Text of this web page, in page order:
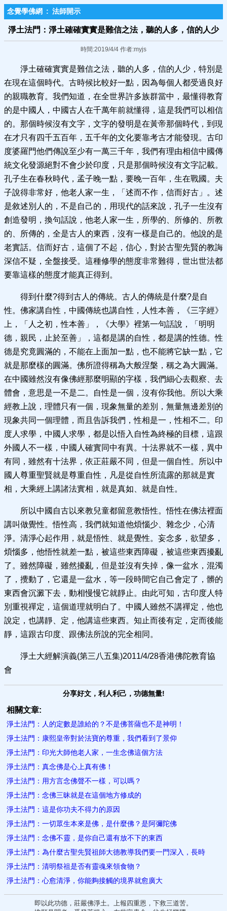
念覺學佛網 : 法師開示
淨土法門：淨土確確實實是難信之法，聽的人多，信的人少
時間:2019/4/4 作者:myjs
淨土確確實實是難信之法，聽的人多，信的人少，特別是
在現在這個時代。古時候比較好一點，因為每個人都受過良好
的親職教育。我們知道，在全世界許多族群當中，最懂得教育
的是中國人，中國古人在千萬年前就懂得，這是我們可以相信
的。那個時候沒有文字，文字的發明是在黃帝那個時代，到現
在才只有四千五百年，五千年的文化要靠考古才能發現。古印
度婆羅門他們傳說至少有一萬三千年，我們有理由相信中國傳
統文化發源絕對不會少於印度，只是那個時候沒有文字記載。
孔子生在春秋時代，孟子晚一點，要晚一百年，生在戰國。夫
子說得非常好，他老人家一生，「述而不作，信而好古」。述
是敘述別人的，不是自己的，用現代的話來說，孔子一生沒有
創造發明，換句話說，他老人家一生，所學的、所修的、所教
的、所傳的，全是古人的東西，沒有一樣是自己的。他說的是
老實話。信而好古，這個了不起，信心，對於古聖先賢的教誨
深信不疑，全盤接受。這種修學的態度非常難得，世出世法都
要靠這樣的態度才能真正得到。
得到什麼?得到古人的傳統。古人的傳統是什麼?是自
性。佛家講自性，中國傳統也講自性，人性本善，《三字經》
上，「人之初，性本善」，《大學》裡第一句話說，「明明
德，親民，止於至善」，這都是講的自性，都是講的性德。性
德是究竟圓滿的，不能在上面加一點，也不能將它缺一點，它
就是那麼樣的圓滿。佛所證得稱為大般涅槃，稱之為大圓滿。
在中國雖然沒有像佛經那麼明顯的字樣，我們細心去觀察、去
體會，意思是一不是二。自性是一個，沒有你我他。所以大乘
經教上說，理體只有一個，現象無量的差別，無量無邊差別的
現象共同一個理體，而且告訴我們，性相是一，性相不二。印
度人求學，中國人求學，都是以悟入自性為終極的目標，這跟
外國人不一樣，中國人確實同中有異。十法界就不一樣，異中
有同，雖然有十法界，依正莊嚴不同，但是一個自性。所以中
國人尊重聖賢就是尊重自性，凡是從自性所流露的那就是實
相，大乘經上講諸法實相，就是真如、就是自性。
所以中國自古以來教兒童都留意教悟性。悟性在佛法裡面
講叫做覺性。悟性高，我們就知道他煩惱少、雜念少，心清
淨。清淨心起作用，就是悟性、就是覺性。妄念多，欲望多，
煩惱多，他悟性就差一點，被這些東西障礙，被這些東西擾亂
了。雖然障礙，雖然擾亂，但是並沒有失掉，像一盆水，混濁
了，攪動了，它還是一盆水，等一段時間它自己會定了，髒的
東西會沉澱下去，動相慢慢它就靜止。由此可知，古印度人特
別重視禪定，這個道理就明白了。中國人雖然不講禪定，他也
說定，也講靜、定，他講這些東西。知止而後有定，定而後能
靜，這跟古印度、跟佛法所說的完全相同。
淨土大經解演義(第三八五集)2011/4/28香港佛陀教育協
會
分享好文，利人利己，功德無量!
相關文章:
淨土法門：人的定數是誰給的？不是佛菩薩也不是神明！
淨土法門：康熙皇帝對於法寶的尊重，我們看到了景仰
淨土法門：印光大師他老人家，一生念佛這個方法
淨土法門：真念佛是心上真有佛！
淨土法門：用方言念佛聲不一樣，可以嗎？
淨土法門：念佛三昧就是在這個地方修成的
淨土法門：這是你功夫不得力的原因
淨土法門：一切眾生本來是佛，是什麼佛？是阿彌陀佛
淨土法門：念佛不靈，是你自己還有放不下的東西
淨土法門：為什麼古聖先賢祖師大德教導我們要一門深入，長時
淨土法門：清明祭祖是否有靈魂來領食物？
淨土法門：心愈清淨，你能夠接觸的境界就愈廣大
即以此功德，莊嚴佛淨土。上報四重恩，下救三道苦。